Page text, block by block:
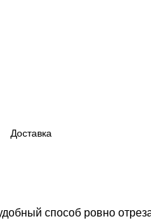
Доставка
способ ровно